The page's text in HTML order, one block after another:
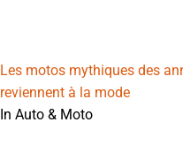
Les motos mythiques des
reviennent à la mode
In Auto & Moto